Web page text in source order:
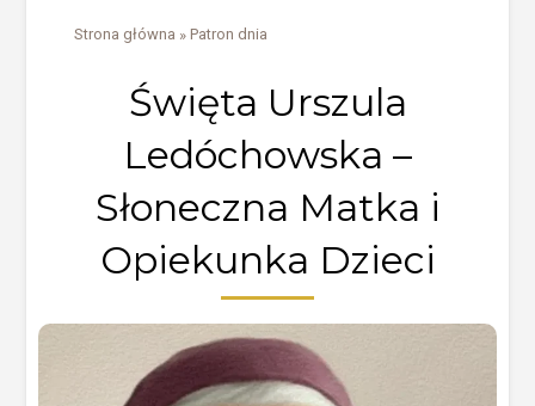
Strona główna »Patron dnia
Święta Urszula
Ledóchowska –
Słoneczna Matka i
Opiekunka Dzieci